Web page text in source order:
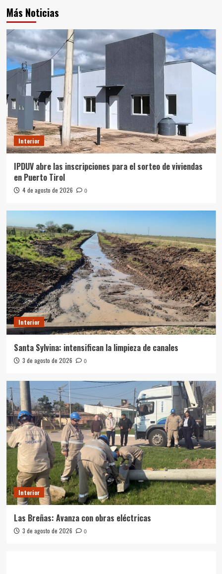
Más Noticias
Interior
IPDUV abre las inscripciones para el sorteo de viviendas
en Puerto Tirol
4 de agosto de 2026 0
Interior
Santa Sylvina: intensifican la limpieza de canales
3 de agosto de 2026 0
Interior
Las Breñas: Avanza con obras eléctricas
3 de agosto de 2026 0